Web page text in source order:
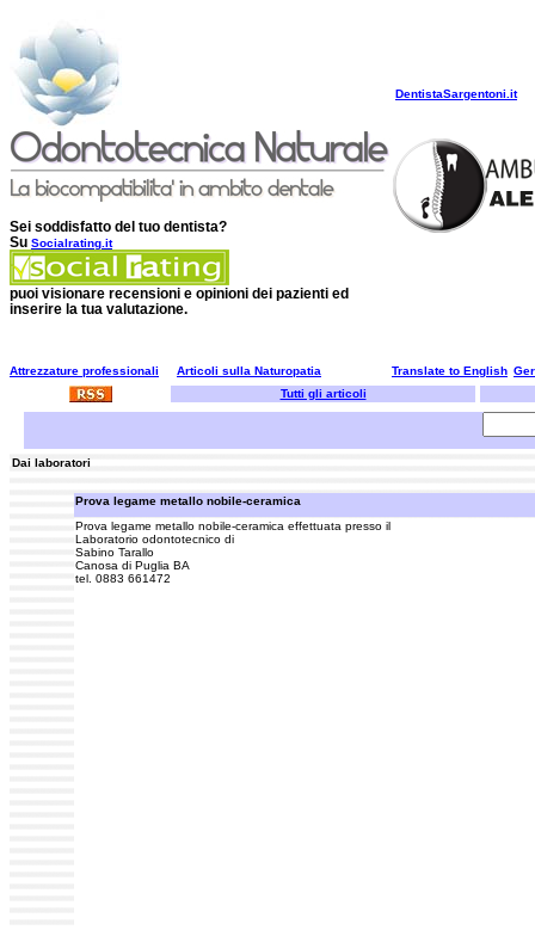
Sei soddisfatto del tuo dentista?
Su Socialrating.it
puoi visionare recensioni e opinioni dei pazienti ed
inserire la tua valutazione.
DentistaSargentoni.it
Attrezzature professionali Articoli sulla Naturopatia Translate to English
Tutti gli articoli
Dai laboratori
Prova legame metallo nobile-ceramica
Prova legame metallo nobile-ceramica effettuata presso il
Laboratorio odontotecnico di
Sabino Tarallo
Canosa di Puglia BA
tel. 0883 661472